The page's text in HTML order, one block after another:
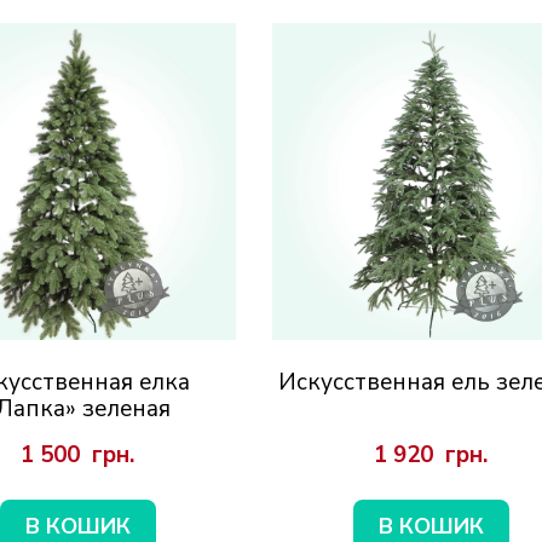
елка
зеленая
1 500  грн.
В КОШИК
Искусственная ель
1 920  грн.
В КОШИК